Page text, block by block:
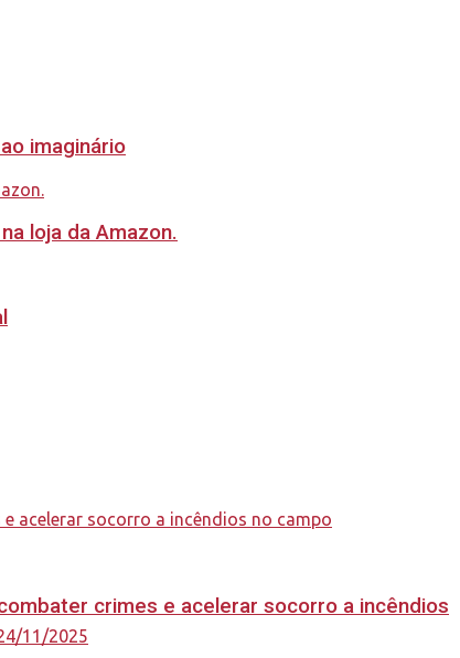
crimes e acelerar socorro a incêndios
imaginário
loja da Amazon.